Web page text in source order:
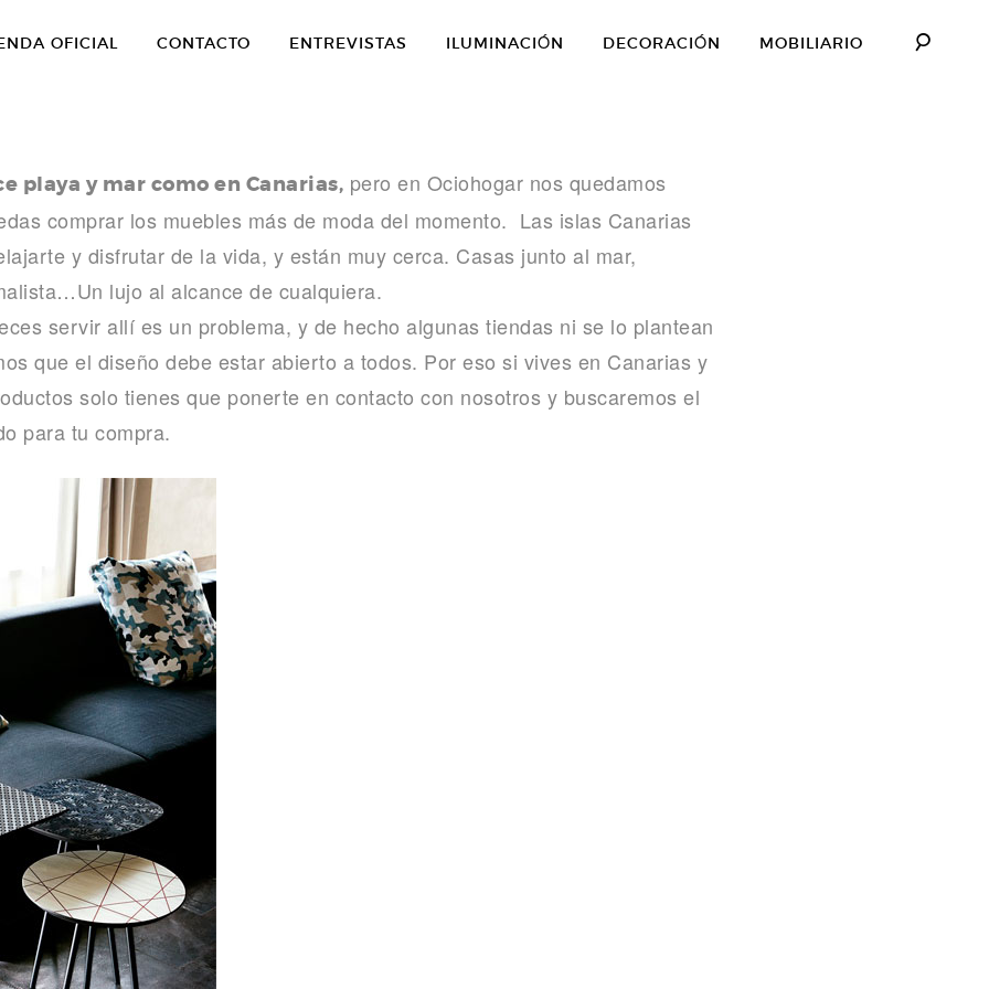
OFICIAL CONTACTO ENTREVISTAS ILUMINACIÓN DECORACIÓN MOBILIARIO
playa y mar como en Canarias, pero en Ociohogar nos quedamos
comprar los muebles más de moda del momento. Las islas Canarias
y disfrutar de la vida, y están muy cerca. Casas junto al mar,
lujo al alcance de cualquiera.
servir allí es un problema, y de hecho algunas tiendas ni se lo plantean
que el diseño debe estar abierto a todos. Por eso si vives en Canarias y
solo tienes que ponerte en contacto con nosotros y buscaremos el
para tu compra.